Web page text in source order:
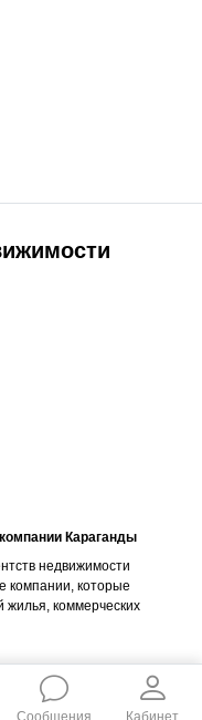
Караганды
недвижимости
компании, которые
жилья, коммерческих
Сообщения Кабинет